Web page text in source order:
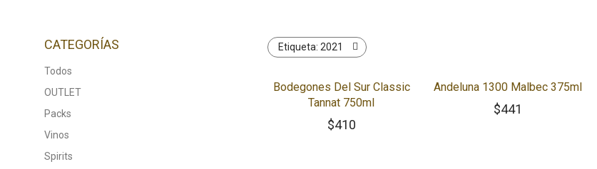
CATEGORÍAS
Todos
OUTLET
Packs
Vinos
Spirits
Etiqueta: 2021
Bodegones Del Sur Classic
Tannat 750ml
$410
Andeluna 1300 Malbec 375ml
$441